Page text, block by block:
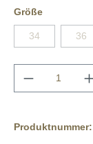
Größe
34 36
Produktnummer: